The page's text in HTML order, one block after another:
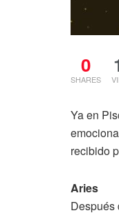
0
SHARES
Ya en
recibido
Aries
Después